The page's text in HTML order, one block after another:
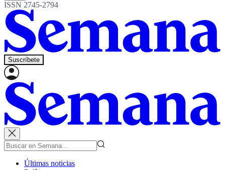
ISSN 2745-2794
Suscríbete
Últimas noticias